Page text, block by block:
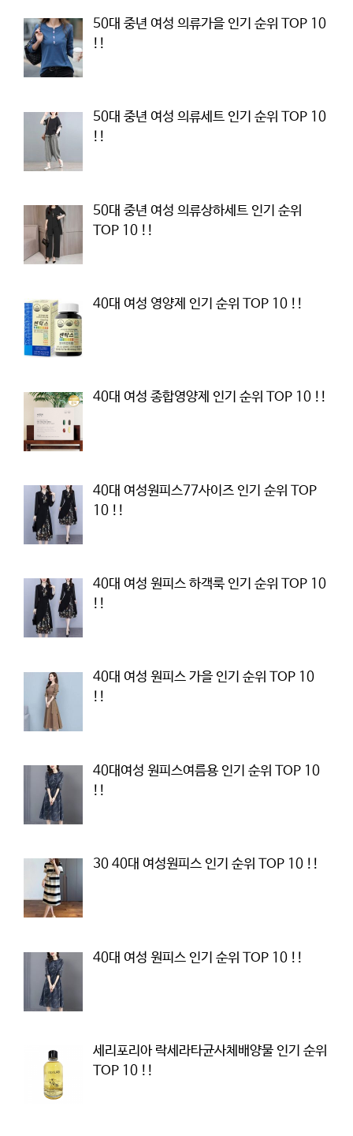
50대 중년 여성 의류가을 인기 순위 TOP 10
!!
50대 중년 여성 의류세트 인기 순위 TOP 10
!!
50대 중년 여성 의류상하세트 인기 순위
TOP 10 !!
40대 여성 영양제 인기 순위 TOP 10 !!
40대 여성 종합영양제 인기 순위 TOP 10 !!
40대 여성원피스77사이즈 인기 순위 TOP
10 !!
40대 여성 원피스 하객룩 인기 순위 TOP 10
!!
40대 여성 원피스 가을 인기 순위 TOP 10
!!
40대여성 원피스여름용 인기 순위 TOP 10
!!
30 40대 여성원피스 인기 순위 TOP 10 !!
40대 여성 원피스 인기 순위 TOP 10 !!
세리포리아 락세라타균사체배양물 인기 순위
TOP 10 !!